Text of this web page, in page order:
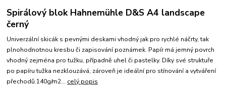
Spirálový blok Hahnemühle D&S A4 landscape
černý
Univerzální skicák s pevnými deskami vhodný jak pro rychlé náčrty, tak
plnohodnotnou kresbu či zapisování poznámek. Papír má jemný povrch
vhodný zejména pro tužku, případně uhel či pastelky. Díky své struktuře
po papíru tužka nezklouzává, zároveň je ideální pro stínování a vytváření
přechodů.140g/m2... celý popis